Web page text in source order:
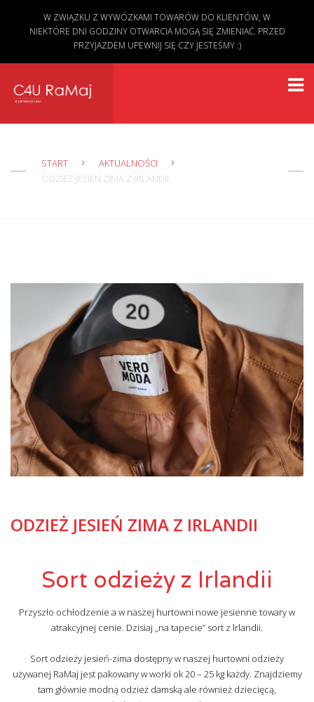
START
AKTUALNOŚCI
ODZIEŻ JESIEŃ ZIMA Z IRLANDII
ODZIEŻ JESIEŃ ZIMA Z IRLANDII
Sort odzieży z Irlandii
Przyszło ochłodzenie a w naszej hurtowni nowe jesienne towary w
atrakcyjnej cenie. Dzisiaj „na tapecie” sort z lrlandii.
Sort odzieży jesień-zima dostępny w naszej hurtowni odzieży
używanej RaMaj jest pakowany w worki ok 20 – 25 kg każdy. Znajdziemy
tam głównie modną odzież damską ale również dziecięcą,
W ZWIĄZKU Z WYWÓZKAMI TOWARÓW DO KLIENTÓW, W
NIEKTÓRE DNI GODZINY OTWARCIA MOGĄ SIĘ ZMIENIAĆ. PRZED
PRZYJAZDEM UPEWNIJ SIĘ CZY JESTEŚMY :)